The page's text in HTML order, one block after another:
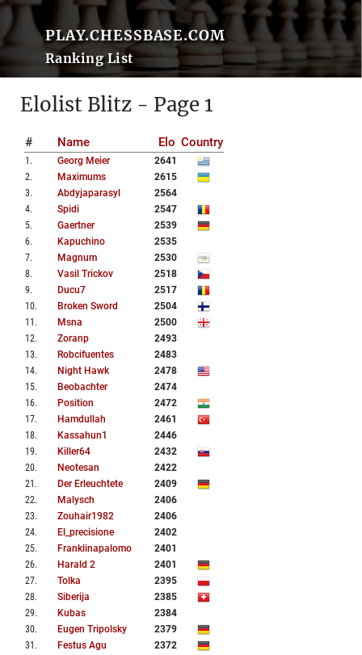
PLAY.CHESSBASE.COM
Ranking List
Elolist Blitz - Page 1
# Name Elo Country
1 . Georg Meier
2641
2. Maximums
2615
3. Abdyjaparasyl
2564
4. Spidi
2547
5. Gaertner
2539
6. Kapuchino
2535
7. Magnum
2530
8. Vasil Trickov
2518
9. Ducu7
2517
10. Broken Sword
2504
11 . Msna
2500
12. Zoranp
2493
13. Robcifuentes
2483
14. Night Hawk
2478
15. Beobachter
2474
16. Position
2472
17. Hamdullah
2461
18. Kassahun1
2446
19. Killer64
2432
20. Neotesan
2422
21 . Der Erleuchtete
2409
22. Malysch
2406
23. Zouhair1982
2406
24. El_precisione
2402
25. Franklinapalomo
2401
26. Harald 2
2401
27. Tolka
2395
28. Siberija
2385
29. Kubas
2384
30. Eugen Tripolsky
2379
31 . Festus Agu
2372